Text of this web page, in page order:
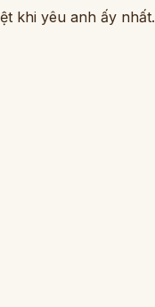
khi yêu anh ấy nhất.